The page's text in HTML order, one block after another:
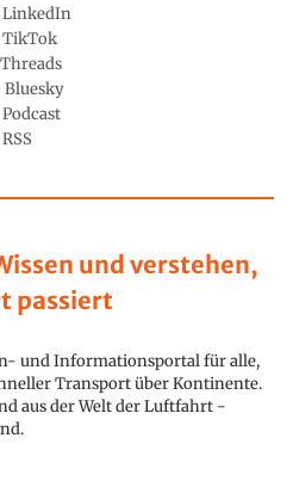
und verstehen,
passiert
und Informationsportal für alle,
Transport über Kontinente.
aus der Welt der Luftfahrt -
LinkedIn
TikTok
Threads
Bluesky
Podcast
RSS